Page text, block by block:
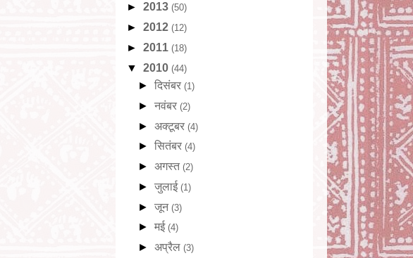
► 2013 (50)
► 2012 (12)
► 2011 (18)
▼ 2010 (44)
► दिसंबर (1)
► नवंबर (2)
► अक्टूबर (4)
► सितंबर (4)
► अगस्त (2)
► जुलाई (1)
► जून (3)
► मई (4)
► अप्रैल (3)